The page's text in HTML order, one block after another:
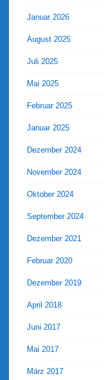
Januar 2026
August 2025
Juli 2025
Mai 2025
Februar 2025
Januar 2025
Dezember 2024
November 2024
Oktober 2024
September 2024
Dezember 2021
Februar 2020
Dezember 2019
April 2018
Juni 2017
Mai 2017
März 2017